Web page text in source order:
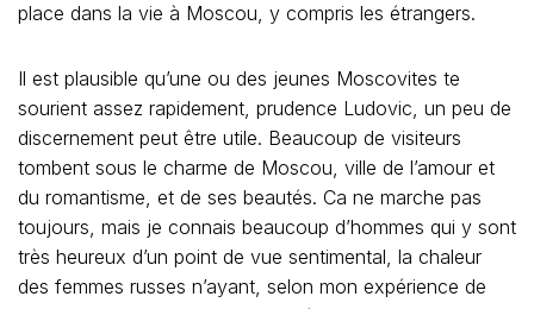
place dans la vie à Moscou, y compris les étrangers.
Il est plausible qu’une ou des jeunes Moscovites te
sourient assez rapidement, prudence Ludovic, un peu de
discernement peut être utile. Beaucoup de visiteurs
tombent sous le charme de Moscou, ville de l’amour et
du romantisme, et de ses beautés. Ca ne marche pas
toujours, mais je connais beaucoup d’hommes qui y sont
très heureux d’un point de vue sentimental, la chaleur
des femmes russes n’ayant, selon mon expérience de